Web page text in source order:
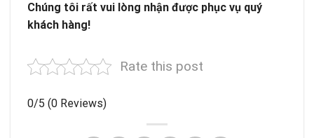
Chúng tôi rất vui l òng nhận được phục vụ quý
khách hàng!
Rate this post
0/5 (0 Reviews)